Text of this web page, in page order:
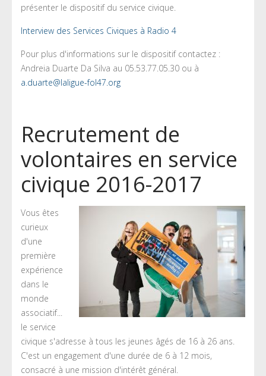
présenter le dispositif du service civique.
Interview des Services Civiques à Radio 4
Pour plus d'informations sur le dispositif contactez :
Andreia Duarte Da Silva au 05.53.77.05.30 ou à
a.duarte@laligue-fol47.org
Recrutement de
volontaires en service
civique 2016-2017
Vous êtes
curieux
d'une
première
expérience
dans le
monde
associatif...
le service
civique s'adresse à tous les jeunes âgés de 16 à 26 ans.
C'est un engagement d'une durée de 6 à 12 mois,
consacré à une mission d'intérêt général.